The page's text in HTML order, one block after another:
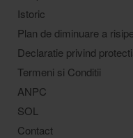
Istoric
Plan de diminuare a
Declaratie privind
Termeni si Conditii
ANPC
SOL
Contact